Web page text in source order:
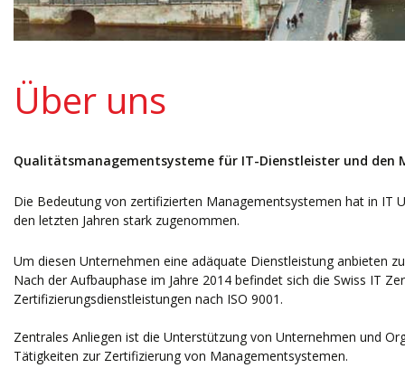
Über uns
Qualitätsmanagementsysteme für IT-Dienstleister und den
Die Bedeutung von zertifizierten Managementsystemen hat in IT
den letzten Jahren stark zugenommen.
Um diesen Unternehmen eine adäquate Dienstleistung anbieten
Nach der Aufbauphase im Jahre 2014 befindet sich die Swiss IT
Zertifizierungsdienstleistungen nach ISO 9001.
Zentrales Anliegen ist die Unterstützung von Unternehmen und
Tätigkeiten zur Zertifizierung von Managementsystemen.